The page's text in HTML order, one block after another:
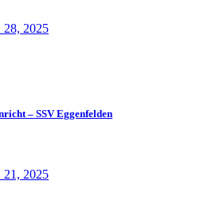
28, 2025
– SSV Eggenfelden
21, 2025